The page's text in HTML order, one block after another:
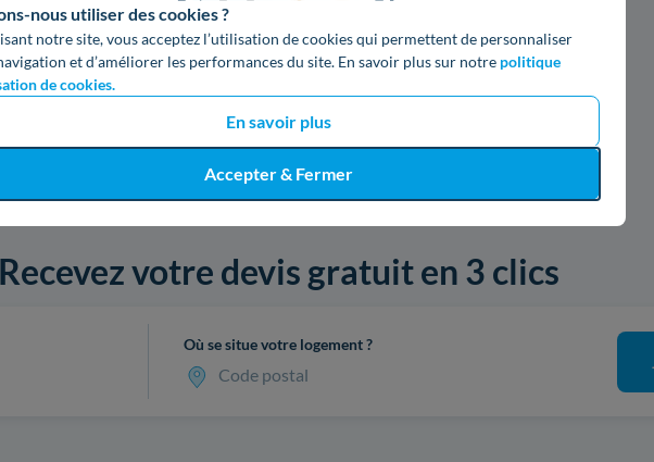
nous utiliser des cookies ?
notre site, vous acceptez l’utilisation de cookies qui permettent de personnaliser
et d’améliorer les performances du site. En savoir plus sur notre politique
de cookies.
En savoir plus
Accepter & Fermer
Recevez votre devis gratuit en 3 clics
Où se situe votre logement ?
Code postal